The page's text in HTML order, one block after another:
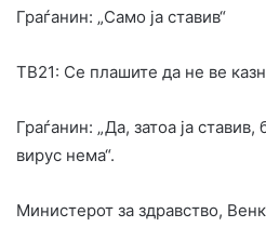
Граѓанин: „Само ја ставив“
ТВ21: Се плашите да не ве
Граѓанин: „Да, затоа ја
вирус нема“.
Министерот за здравство,